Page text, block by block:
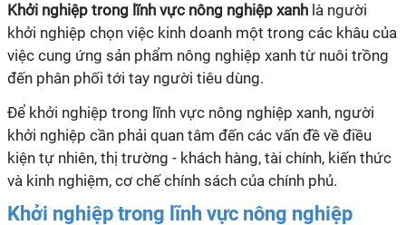
Khởi nghiệp trong lĩnh vực nông nghiệp xanh là người
khởi nghiệp chọn việc kinh doanh một trong các khâu của
việc cung ứng sản phẩm nông nghiệp xanh từ nuôi trồng
đến phân phối tới tay người tiêu dùng.
Để khởi nghiệp trong lĩnh vực nông nghiệp xanh, người
khởi nghiệp cần phải quan tâm đến các vấn đề về điều
kiện tự nhiên, thị trường - khách hàng, tài chính, kiến thức
và kinh nghiệm, cơ chế chính sách của chính phủ.
Khởi nghiệp trong lĩnh vực nông nghiệp